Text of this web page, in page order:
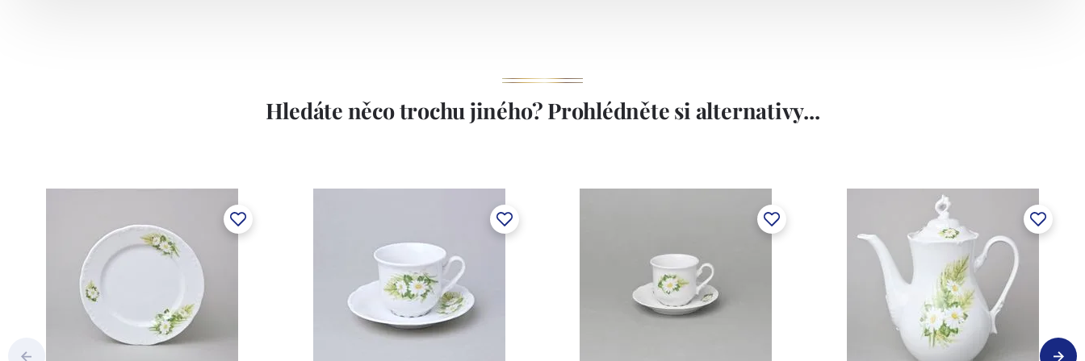
a.s. včetně ochranné známky a technologických zařízení. Závod je vybaven zařízením na výrobu
tlakového lití, moderními komorovými pecemi a vtavnou dekorační pecí. Závod je schopen
dekorovat své výrobky pomocí klasických dekoračních technik.
Concordia Lesov používá ochrannou známku LC a Thun Hotel & Restaurant.
Hledáte něco trochu jiného? Prohlédněte si alternativy...